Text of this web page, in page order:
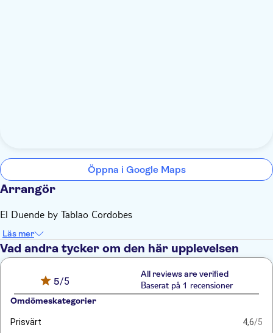
Öppna i Google Maps
Arrangör
El Duende by Tablao Cordobes
Läs mer
Vad andra tycker om den här upplevelsen
5/5
All reviews are verified
Baserat på 1 recensioner
Omdömeskategorier
Prisvärt 4,6/5